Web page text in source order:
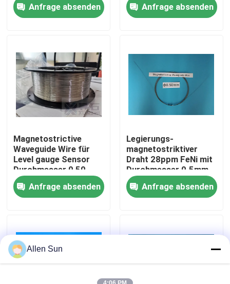
Produkte
Videos
Über uns
Werksbesichtigung
Qualitätskontrolle
Kontakt mit uns
Rechtssachen
Bitte um ein Angebot
Anfrage absenden
Anfrage absenden
Magnetostrictive
Waveguide Wire für
Level gauge Sensor
Durchmesser 0,50
mm, Lieferung in
Spirale und gerade
Anfrage absenden
Legierungs-
magnetostriktiver
Draht 28ppm FeNi mit
Durchmesser 0.5mm
Anfrage absenden
Allen Sun